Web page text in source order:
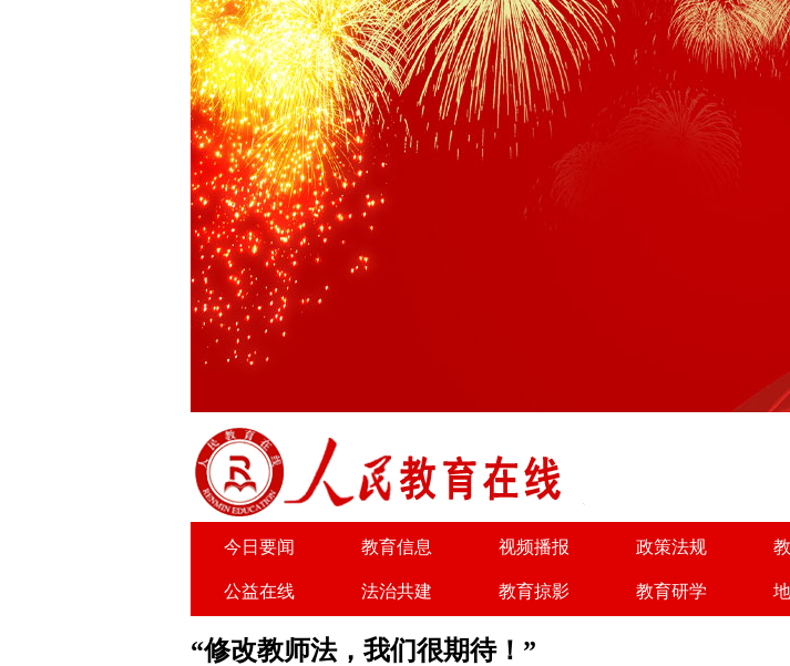
为了实现优势互补、共同发展，
今日要闻 教育信息 视频播报 政策法规
公益在线 法治共建 教育掠影 教育研学
关于我们 广告服务 商务合作
“修改教师法，我们很期待！”